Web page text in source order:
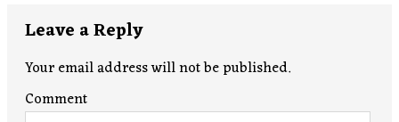
Leave a Reply
Your email address will not be published.
Comment